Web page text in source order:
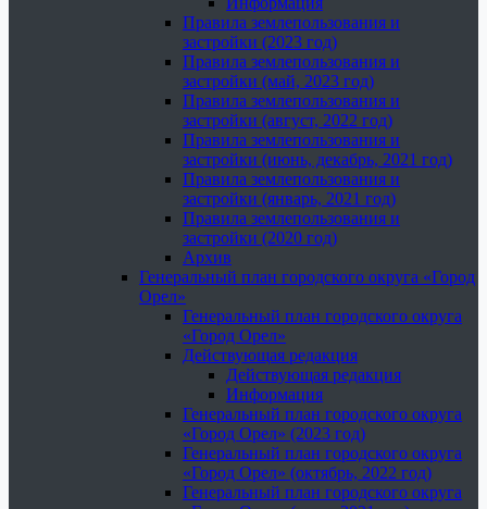
Правила землепользования и
застройки (2023 год)
Правила землепользования и
застройки (май, 2023 год)
Правила землепользования и
застройки (август, 2022 год)
Правила землепользования и
застройки (июнь, декабрь, 2021 год)
Правила землепользования и
застройки (январь, 2021 год)
Правила землепользования и
застройки (2020 год)
Архив
Генеральный план городского округа «Город
Орел»
Генеральный план городского округа
«Город Орел»
Действующая редакция
Действующая редакция
Информация
Генеральный план городского округа
«Город Орел» (2023 год)
Генеральный план городского округа
«Город Орел» (октябрь, 2022 год)
Генеральный план городского округа